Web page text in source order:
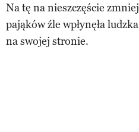
Na tę na nieszczęście
pająków źle wpłynęła
na swojej stronie.